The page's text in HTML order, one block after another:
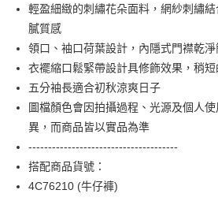
上海商業儲蓄銀行
台北
國泰世華商業銀行
臺灣中小企業銀行
台中
匯豐（台灣）商業銀行
華泰
聯邦商業銀行
遠東
元大商業銀行
玉山商業銀行
星展
台新國際商業銀行
Apple Pay
街口支付
AFTEE先享後付
相關說明
【關於「AFTEE先享後付」】
AFTEE先享後付是「在收到商品之後才付款」
便利好安心！
１．簡單：不需註冊會員、不需綁卡、不需儲值
２．便利：只要手機號碼，簡訊認證，即可結帳
付款後全家FamilyMart取貨
輕盈細緻的刺繡花朵面料，網紗刺繡
膩質感
領口、袖口荷葉設計，內隱式門襟乾淨
衣襬縮口鬆緊帶設計具修飾效果，稍
五分袖長適合初秋涼爽日子
圖檔顏色會因拍攝過程、光源及個人
異，而商品皆以實品為準
--------------------------------------
搭配商品貨號：
4C76210 (牛仔褲)